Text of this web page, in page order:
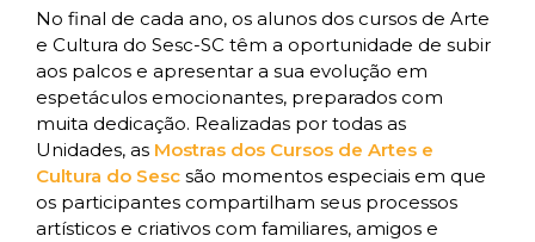
No final de cada ano, os alunos dos cursos de Arte
e Cultura do Sesc-SC têm a oportunidade de subir
aos palcos e apresentar a sua evolução em
espetáculos emocionantes, preparados com
muita dedicação. Realizadas por todas as
Unidades, as Mostras dos Cursos de Artes e
Cultura do Sesc são momentos especiais em que
os participantes compartilham seus processos
artísticos e criativos com familiares, amigos e